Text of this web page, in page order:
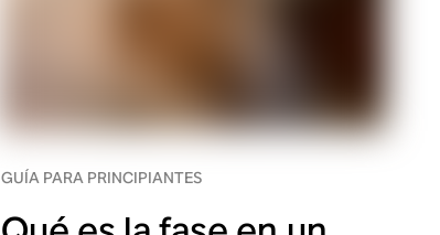
GUÍA PARA PRINCIPIANTES